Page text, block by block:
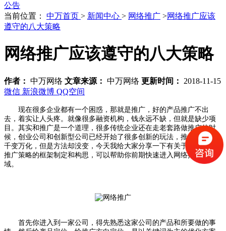
公告
当前位置： 中万首页 > 新闻中心 > 网络推广 >网络推广应该
遵守的八大策略
网络推广应该遵守的八大策略
作者： 中万网络 文章来源： 中万网络 更新时间： 2018-11-15
微信 新浪微博 QQ空间
现在很多企业都有一个困惑，那就是推广，好的产品推广不出
去，着实让人头疼。就像很多融资机构，钱永远不缺，但就是缺少项
目。其实和推广是一个道理，很多传统企业还在走老套路做推广的时
候，创业公司和创新型公司已经开始了很多创新的玩法，推广的方式
千变万化，但是方法却没变，今天我给大家分享一下有关于一些网络
推广策略的框架制定和构思，可以帮助你前期快速进入网络推广领
域。
首先你进入到一家公司，得先熟悉这家公司的产品和所要做的事